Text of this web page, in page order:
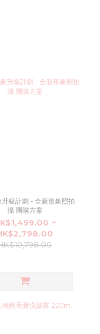
級計劃 - 全新形象照拍
攝 團購方案
~